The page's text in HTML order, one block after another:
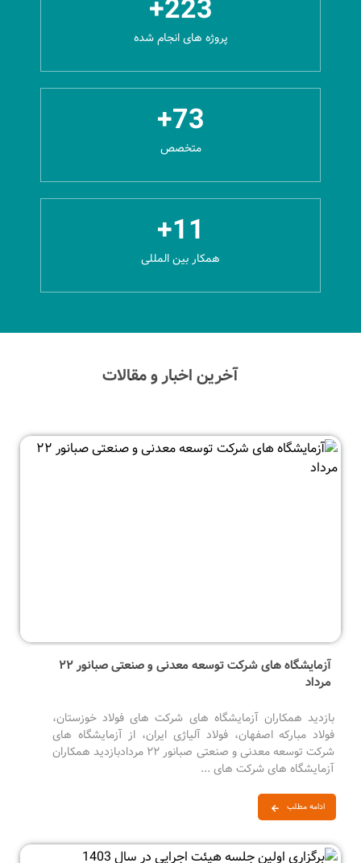
پروژه های انجام شده
223
+
متخصص
73
+
همکار بین المللی
11
+
آخرین اخبار و مقالات
آزمایشگاه های شرکت توسعه معدنی و صنعتی صبانور ۲۲
مرداد
بازدید همکاران آزمایشگاه های شرکت های فولاد خوزستان،
فولاد مبارکه اصفهان، فولاد آلیاژی ایران، از آزمایشگاه های
شرکت توسعه معدنی و صنعتی صبانور ۲۲ مردادبازدید همکاران
آزمایشگاه های شرکت های ...
ادامه مطلب